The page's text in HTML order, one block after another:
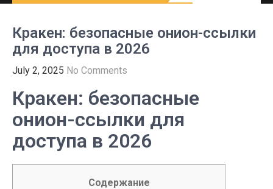
Кракен: безопасные онион-ссылки
для доступа в 2026
July 2, 2025 No Comments
Кракен: безопасные
онион-ссылки для
доступа в 2026
Содержание